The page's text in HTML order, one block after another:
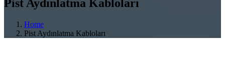
Pist Aydınlatma Kabloları
Home
Pist Aydınlatma Kabloları